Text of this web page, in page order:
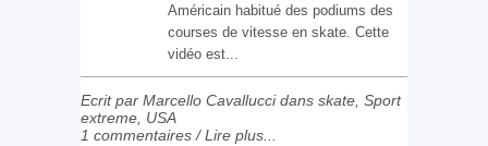
Américain habitué des podiums des
courses de vitesse en skate. Cette
vidéo est...
Ecrit par Marcello Cavallucci dans skate Sport
extreme USA
1 commentaires /Lire plus...